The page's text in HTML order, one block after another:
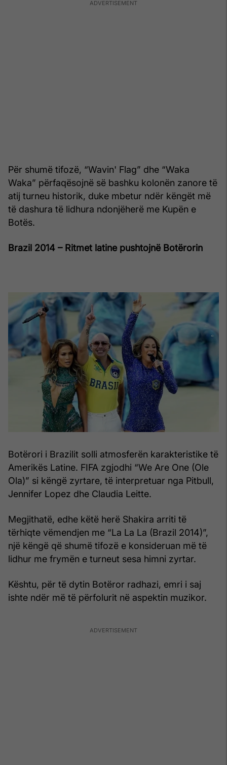
Për shumë tifozë, “Wavin' Flag” dhe “Waka
Waka” përfaqësojnë së bashku kolonën zanore të
atij turneu historik, duke mbetur ndër këngët më
të dashura të lidhura ndonjëherë me Kupën e
Botës.
Brazil 2014 – Ritmet latine pushtojnë Botërorin
Botërori i Brazilit solli atmosferën karakteristike të
Amerikës Latine. FIFA zgjodhi “We Are One (Ole
Ola)” si këngë zyrtare, të interpretuar nga Pitbull,
Jennifer Lopez dhe Claudia Leitte.
Megjithatë, edhe këtë herë Shakira arriti të
tërhiqte vëmendjen me “La La La (Brazil 2014)”,
një këngë që shumë tifozë e konsideruan më të
lidhur me frymën e turneut sesa himni zyrtar.
Kështu, për të dytin Botëror radhazi, emri i saj
ishte ndër më të përfolurit në aspektin muzikor.